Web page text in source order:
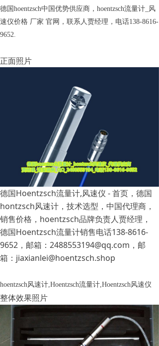
德国hoentzsch中国优势供应商，hoentzsch流量计_风
速仪价格 厂家 官网，联系人贾经理，电话138-8616-
9652.
正面照片
德国Hoentzsch流量计,风速仪 - 首页，德国
hontzsch风速计，技术选型，中国代理商，
销售价格，hoentzsch品牌负责人贾经理，
德国Hoentzsch流量计销售电话138-8616-
9652，邮箱：2488553194@qq.com，邮
箱：jiaxianlei@hoentzsch.shop
hoentzsch风速计,Hoentzsch流量计,Hoentzsch风速仪
整体效果照片